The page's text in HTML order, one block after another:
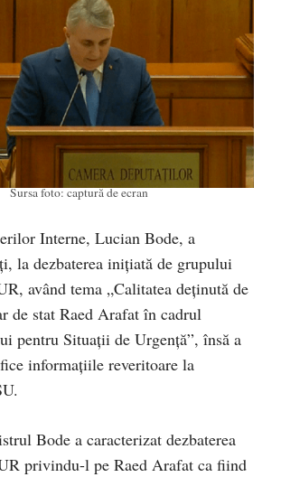
Sursa foto: captură de ecran
Interne, Lucian Bode, a
la dezbaterea inițiată de grupului
având tema „Calitatea deţinută de
de stat Raed Arafat în cadrul
pentru Situaţii de Urgenţă”, însă a
informațiile reveritoare la
Bode a caracterizat dezbaterea
privindu-l pe Raed Arafat ca fiind